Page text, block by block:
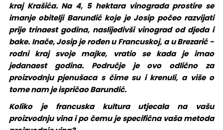
kraj Krašića. Na 4, 5 hektara vinograda prostire se
imanje obitelji Barundić koje je Josip počeo razvijati
prije trinaest godina, naslijedivši vinograd od djeda i
bake. Inače, Josip je rođen u Francuskoj, a u Brezarić -
rodni kraj svoje majke, vratio se kada je imao
jedanaest godina. Područje je ovo odlično za
proizvodnju pjenušaca s čime su i krenuli, a više o
tome nam je ispričao Barundić.
Koliko je francuska kultura utjecala na vašu
proizvodnju vina i po čemu je specifična vaša metoda